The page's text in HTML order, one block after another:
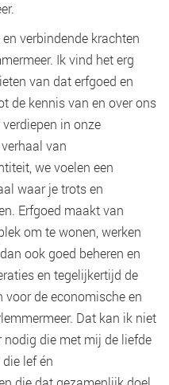
verbindende krachten
Ik vind het erg
van dat erfgoed en
de kennis van en over ons
in onze
van
we voelen een
waar je trots en
Erfgoed maakt van
om te wonen, werken
ook goed beheren en
en tegelijkertijd de
de economische en
Dat kan ik niet
die met mij de liefde
lef én